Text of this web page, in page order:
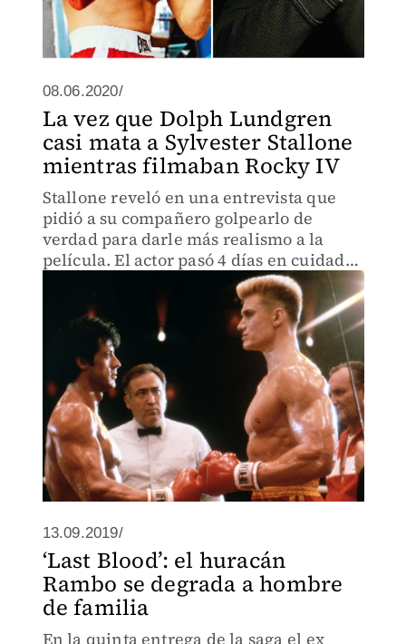
08.06.2020/
La vez que Dolph Lundgren
casi mata a Sylvester Stallone
mientras filmaban Rocky IV
Stallone reveló en una entrevista que
pidió a su compañero golpearlo de
verdad para darle más realismo a la
película. El actor pasó 4 días en cuidados
13.09.2019/
‘Last Blood’: el huracán
Rambo se degrada a hombre
de familia
En la quinta entrega de la saga el ex